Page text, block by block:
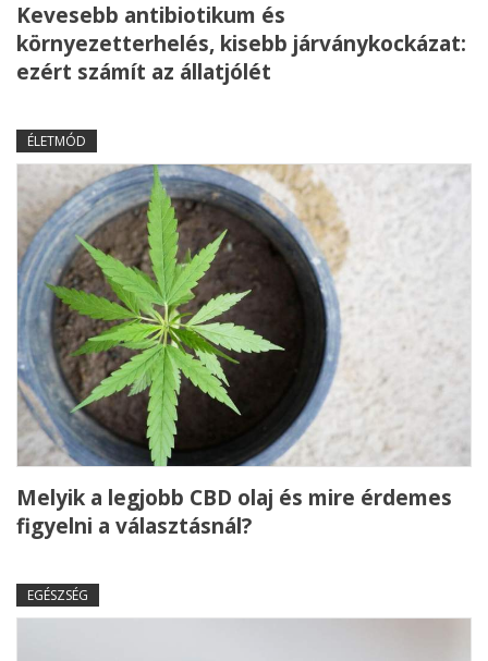
Kevesebb antibiotikum és
környezetterhelés, kisebb járványkockázat:
ezért számít az állatjólét
ÉLETMÓD
Melyik a legjobb CBD olaj és mire érdemes
figyelni a választásnál?
EGÉSZSÉG